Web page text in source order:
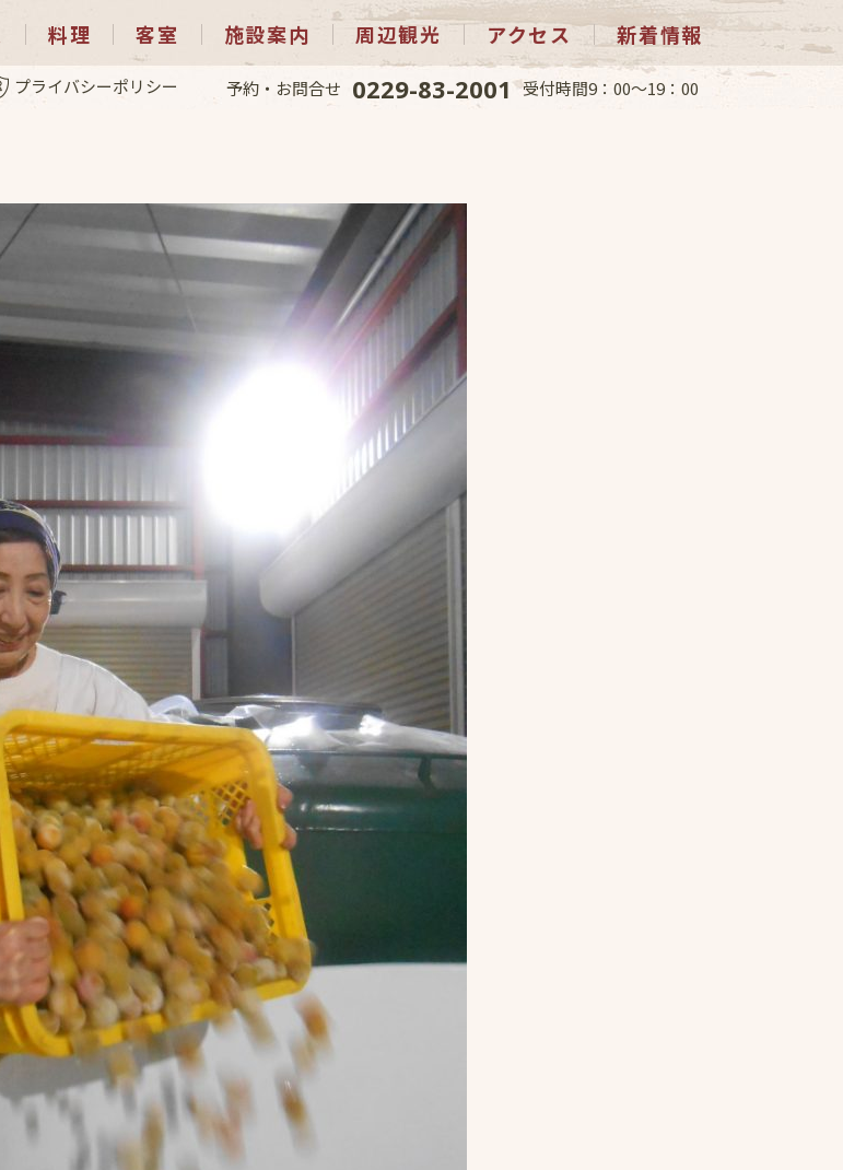
料理 客室 施設案内 周辺観光 アクセス 新着情報
プライバシーポリシー 予約・お問合せ 0229-83-2001 受付時間9：00～19：00